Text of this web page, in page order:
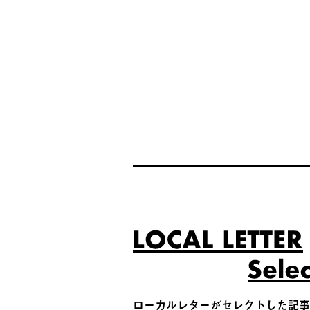
ローカルレターがセレクトした記事